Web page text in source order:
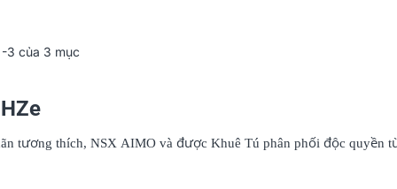
-3 của 3 mục
tương thích, NSX AIMO và được Khuê Tú phân phối độc quyền